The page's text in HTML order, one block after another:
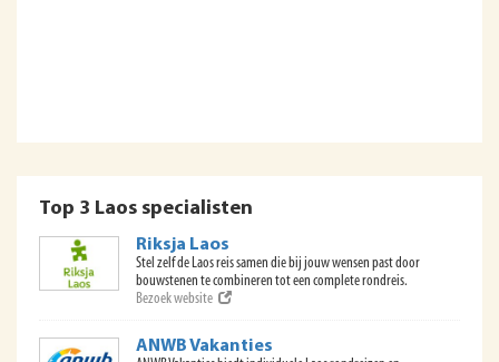
Top 3 Laos specialisten
Riksja Laos
Stel zelf de Laos reis samen die bij jouw wensen past door
bouwstenen te combineren tot een complete rondreis.
Bezoek website
ANWB Vakanties